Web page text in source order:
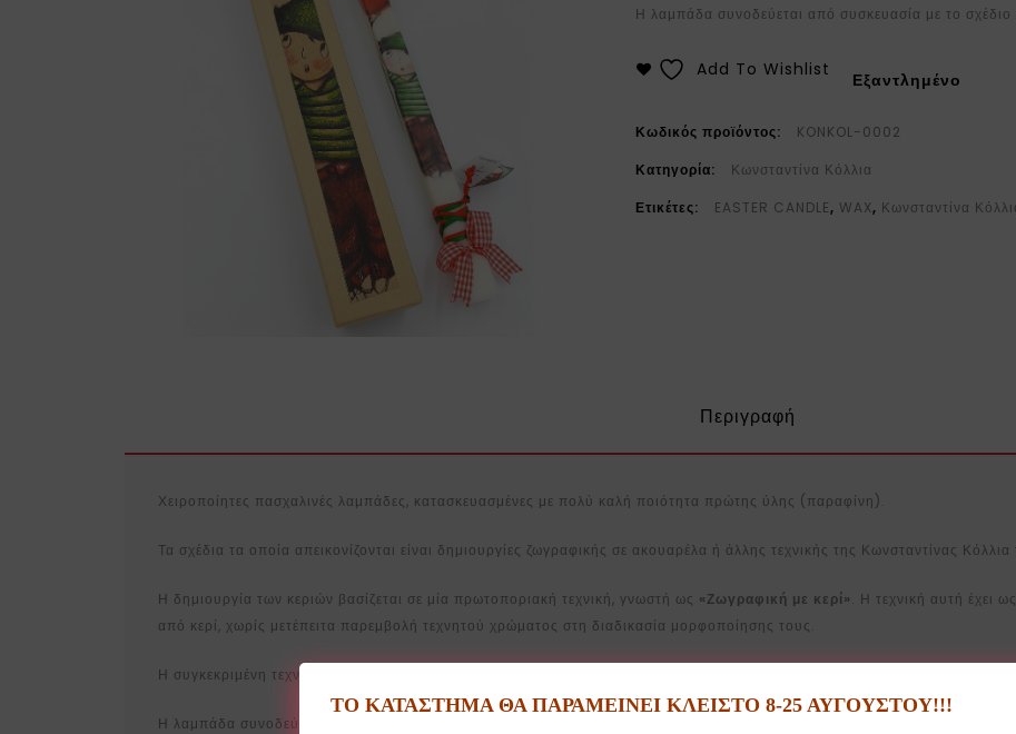
Η λαμπάδα συνοδεύεται από συσκευασία με το
Εξαντλημένο
Add To Wishlist
Κωδικός προϊόντος:
KONKOL-0002
Κατηγορία:
Κωνσταντίνα Κόλλια
Ετικέτες:
EASTER CANDLE, WAX, Κωνσταντίνα
Περιγραφή
Χειροποίητες πασχαλινές λαμπάδες, κατασκευασμένες με πολύ καλή ποιότητα πρώτης ύλης (παραφίνη).
Τα σχέδια τα οποία απεικονίζονται είναι δημιουργίες ζωγραφικής σε ακουαρέλα ή άλλης τεχνικής της Κωνσταντίνας
Η δημιουργία των κεριών βασίζεται σε μία πρωτοποριακή τεχνική, γνωστή ως «Ζωγραφική με κερί». Η τεχνική αυτή έχει
από κερί, χωρίς μετέπειτα παρεμβολή τεχνητού χρώματος στη διαδικασία μορφοποίησης τους.
Η συγκεκριμένη τεχνική έχει σαν αποτέλεσμα την ευκρίνεια των λεπτομερειών και την καθαρότητα των χρωμάτων των
Η λαμπάδα συνοδεύεται από συσκευασία με το σχέδιο της λαμπάδας.
ΤΟ ΚΑΤΑΣΤΗΜΑ ΘΑ ΠΑΡΑΜΕΙΝΕΙ ΚΛΕΙΣΤΟ 8-25 ΑΥΓΟΥΣΤΟΥ!!!